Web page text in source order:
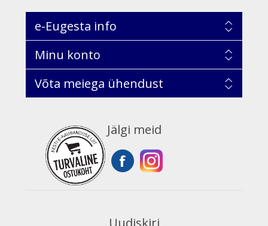
e-Eugesta info
Minu konto
Võta meiega ühendust
Jälgi meid
Uudiskiri